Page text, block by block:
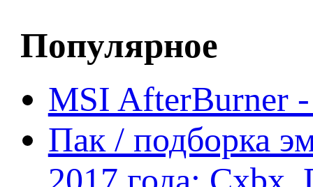
Популярное
MSI AfterBurner
Пак / подборка